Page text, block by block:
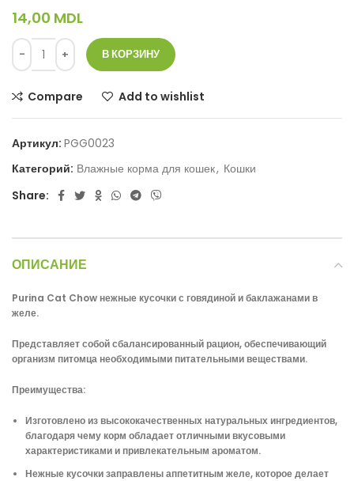
14,00 MDL
В КОРЗИНУ
Compare Add to wishlist
Артикул: PGG0023
Категорий: Влажные корма для кошек, Кошки
Share:
ОПИСАНИЕ
Purina Cat Chow нежные кусочки с говядиной и баклажанами в
желе.
Представляет собой сбалансированный рацион, обеспечивающий
организм питомца необходимыми питательными веществами.
Преимущества:
Изготовлено из высококачественных натуральных ингредиентов,
благодаря чему корм обладает отличными вкусовыми
характеристиками и привлекательным ароматом.
Нежные кусочки заправлены аппетитным желе, которое делает